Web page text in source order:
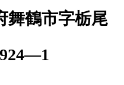
舞鶴市字栃尾